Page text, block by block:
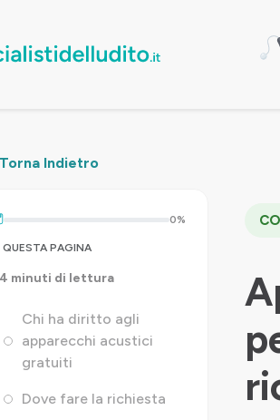
Torna Indietro
0%
QUESTA PAGINA
4 minuti di lettura
Chi ha diritto agli
apparecchi acustici
gratuiti
Dove fare la richiesta